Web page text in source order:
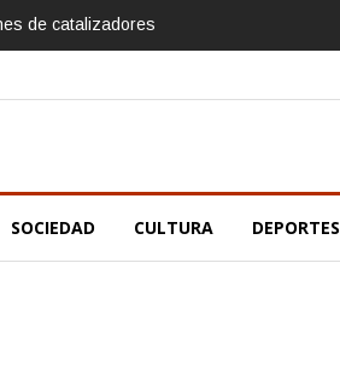
de catalizadores
SOCIEDAD CULTURA DEPORTES